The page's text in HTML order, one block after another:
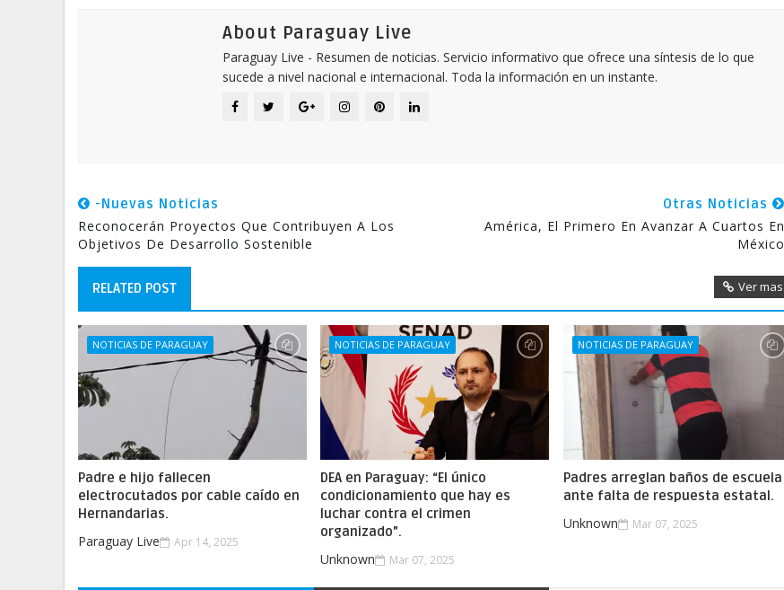
About Paraguay Live
Paraguay Live - Resumen de noticias. Servicio informativo que ofrece una síntesis de lo que
sucede a nivel nacional e internacional. Toda la información en un instante.
-Nuevas Noticias
Reconocerán Proyectos Que Contribuyen A Los
Objetivos De Desarrollo Sostenible
Otras Noticias
América, El Primero En Avanzar A Cuartos En
México
RELATED POST Ver mas
NOTICIAS DE PARAGUAY
Padre e hijo fallecen
electrocutados por cable caído en
Hernandarias.
Paraguay Live Apr 14, 2025
NOTICIAS DE PARAGUAY
DEA en Paraguay: “El único
condicionamiento que hay es
luchar contra el crimen
organizado”.
Unknown Mar 07, 2025
NOTICIAS DE PARAGUAY
Padres arreglan baños de escuela
ante falta de respuesta estatal.
Unknown Mar 07, 2025